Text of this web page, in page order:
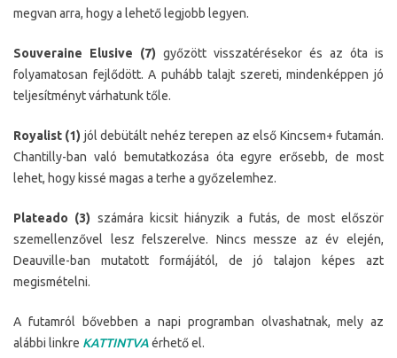
megvan arra, hogy a lehető legjobb legyen.
Souveraine Elusive (7) győzött visszatérésekor és az óta is
folyamatosan fejlődött. A puhább talajt szereti, mindenképpen jó
teljesítményt várhatunk tőle.
Royalist (1) jól debütált nehéz terepen az első Kincsem+ futamán.
Chantilly-ban való bemutatkozása óta egyre erősebb, de most
lehet, hogy kissé magas a terhe a győzelemhez.
Plateado (3) számára kicsit hiányzik a futás, de most először
szemellenzővel lesz felszerelve. Nincs messze az év elején,
Deauville-ban mutatott formájától, de jó talajon képes azt
megismételni.
A futamról bővebben a napi programban olvashatnak, mely az
alábbi linkre KATTINTVAérhető el.